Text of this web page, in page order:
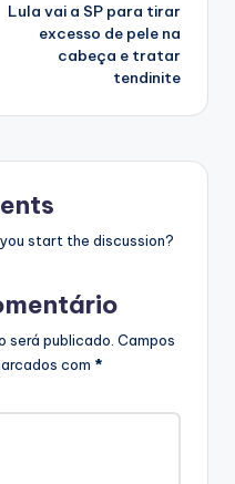
Lula vai a SP para tirar
excesso de pele na
cabeça e tratar
tendinite
start the discussion?
será publicado. Campos
com *